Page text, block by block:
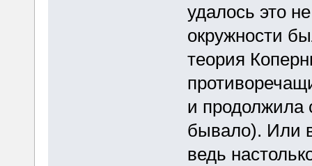
удалось это
окружности
теория
и продолжила
бывало). Или
ведь